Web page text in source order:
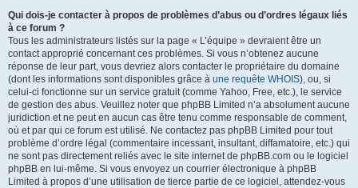
Qui dois-je contacter à propos de problèmes d’abus ou d’ordres légaux liés
à ce forum ?
Tous les administrateurs listés sur la page « L’équipe » devraient être un
contact approprié concernant ces problèmes. Si vous n’obtenez aucune
réponse de leur part, vous devriez alors contacter le propriétaire du domaine
(dont les informations sont disponibles grâce à une requête WHOIS), ou, si
celui-ci fonctionne sur un service gratuit (comme Yahoo, Free, etc.), le service
de gestion des abus. Veuillez noter que phpBB Limited n’a absolument aucune
juridiction et ne peut en aucun cas être tenu comme responsable de comment,
où et par qui ce forum est utilisé. Ne contactez pas phpBB Limited pour tout
problème d’ordre légal (commentaire incessant, insultant, diffamatoire, etc.) qui
ne sont pas directement reliés avec le site internet de phpBB.com ou le logiciel
phpBB en lui-même. Si vous envoyez un courrier électronique à phpBB
Limited à propos d’une utilisation de tierce partie de ce logiciel, attendez-vous